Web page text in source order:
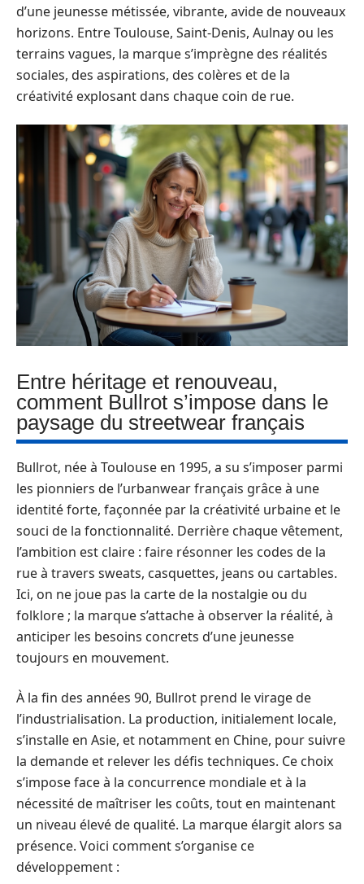
d’une jeunesse métissée, vibrante, avide de nouveaux
horizons. Entre Toulouse, Saint-Denis, Aulnay ou les
terrains vagues, la marque s’imprègne des réalités
sociales, des aspirations, des colères et de la
créativité explosant dans chaque coin de rue.
Entre héritage et renouveau,
comment Bullrot s’impose dans le
paysage du streetwear français
Bullrot, née à Toulouse en 1995, a su s’imposer parmi
les pionniers de l’urbanwear français grâce à une
identité forte, façonnée par la créativité urbaine et le
souci de la fonctionnalité. Derrière chaque vêtement,
l’ambition est claire : faire résonner les codes de la
rue à travers sweats, casquettes, jeans ou cartables.
Ici, on ne joue pas la carte de la nostalgie ou du
folklore ; la marque s’attache à observer la réalité, à
anticiper les besoins concrets d’une jeunesse
toujours en mouvement.
À la fin des années 90, Bullrot prend le virage de
l’industrialisation. La production, initialement locale,
s’installe en Asie, et notamment en Chine, pour suivre
la demande et relever les défis techniques. Ce choix
s’impose face à la concurrence mondiale et à la
nécessité de maîtriser les coûts, tout en maintenant
un niveau élevé de qualité. La marque élargit alors sa
présence. Voici comment s’organise ce
développement :